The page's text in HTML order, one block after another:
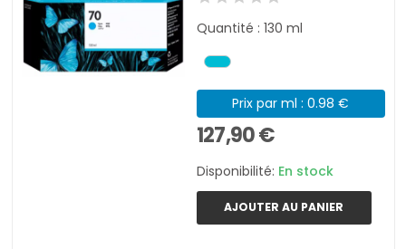
Quantité : 130 ml
Prix par ml : 0.98 €
127,90 €
Disponibilité: En stock
AJOUTER AU PANIER